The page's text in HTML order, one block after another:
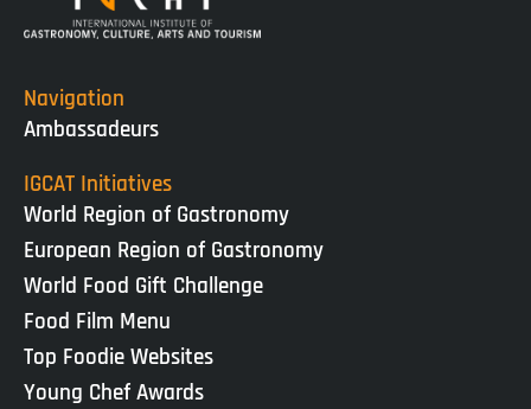
Navigation
Ambassadeurs
IGCAT Initiatives
World Region of Gastronomy
European Region of Gastronomy
World Food Gift Challenge
Food Film Menu
Top Foodie Websites
Young Chef Awards